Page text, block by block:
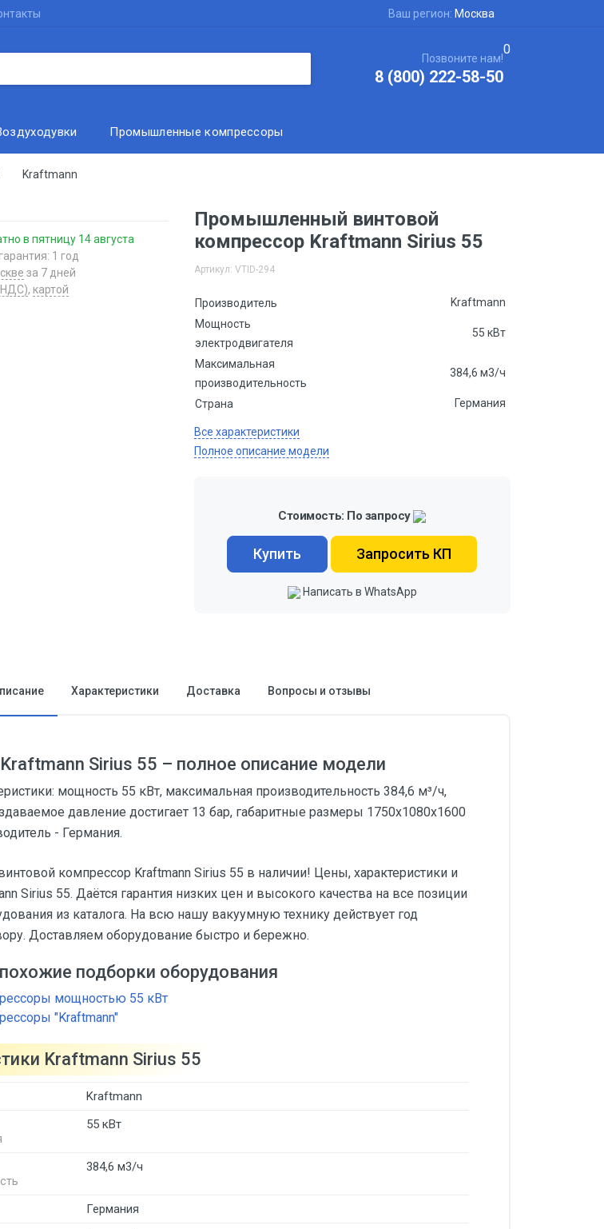
Ваш регион: Москва
Позвоните нам!
8 (800) 222-58-50
0
Промышленные компрессоры
Kraftmann
в пятницу 14 августа
1 год
за 7 дней
НДС), картой
Промышленный винтовой
компрессор Kraftmann Sirius 55
Артикул: VTID-294
Производитель
Kraftmann
Мощность
электродвигателя
55 кВт
Максимальная
производительность
384,6 м3/ч
Страна Германия
Все характеристики
Полное описание модели
Стоимость: По запросу
Купить Запросить КП
Написать в WhatsApp
Характеристики Доставка Вопросы и отзывы
Sirius 55 – полное описание модели
мощность 55 кВт, максимальная производительность 384,6 м³/ч,
давление достигает 13 бар, габаритные размеры 1750х1080х1600
- Германия.
компрессор Kraftmann Sirius 55 в наличии! Цены, характеристики и
Sirius 55. Даётся гарантия низких цен и высокого качества на все позиции
из каталога. На всю нашу вакуумную технику действует год
Доставляем оборудование быстро и бережно.
подборки оборудования
мощностью 55 кВт
"Kraftmann"
Kraftmann Sirius 55
Kraftmann
55 кВт
384,6 м3/ч
Германия